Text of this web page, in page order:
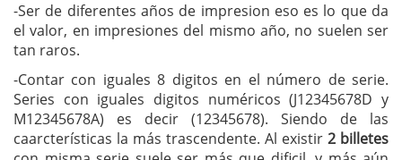
-Ser de diferentes años de impresion eso es lo que da
el valor, en impresiones del mismo año, no suelen ser
tan raros.
-Contar con iguales 8 digitos en el número de serie.
Series con iguales digitos numéricos (J12345678D y
M12345678A) es decir (12345678). Siendo de las
caarcterísticas la más trascendente. Al existir 2 billetes